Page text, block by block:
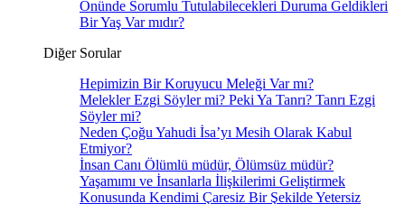
Önünde Sorumlu Tutulabilecekleri Duruma Geldikleri
Bir Yaş Var mıdır?
Diğer Sorular
Hepimizin Bir Koruyucu Meleği Var mı?
Melekler Ezgi Söyler mi? Peki Ya Tanrı? Tanrı Ezgi
Söyler mi?
Neden Çoğu Yahudi İsa’yı Mesih Olarak Kabul
Etmiyor?
İnsan Canı Ölümlü müdür, Ölümsüz müdür?
Yaşamımı ve İnsanlarla İlişkilerimi Geliştirmek
Konusunda Kendimi Çaresiz Bir Şekilde Yetersiz